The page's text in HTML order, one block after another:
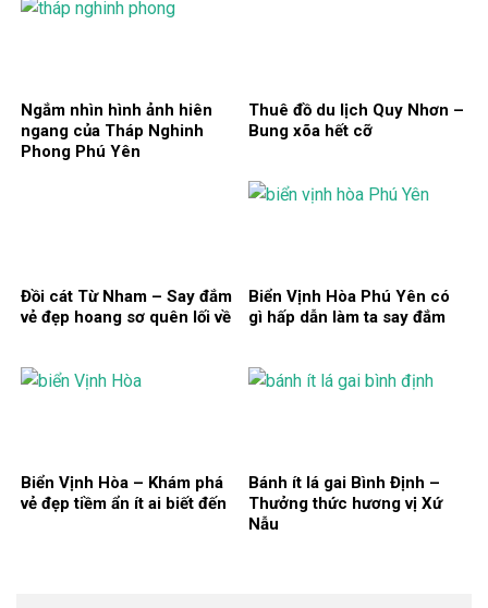
Ngắm nhìn hình ảnh hiên
ngang của Tháp Nghinh
Phong Phú Yên
Thuê đồ du lịch Quy Nhơn –
Bung xõa hết cỡ
Đồi cát Từ Nham – Say đắm
vẻ đẹp hoang sơ quên lối về
Biển Vịnh Hòa Phú Yên có
gì hấp dẫn làm ta say đắm
Biển Vịnh Hòa – Khám phá
vẻ đẹp tiềm ẩn ít ai biết đến
Bánh ít lá gai Bình Định –
Thưởng thức hương vị Xứ
Nẫu